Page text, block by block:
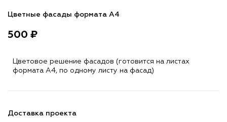
Цветные фасады формата А4
500 ₽
Цветовое решение фасадов (готовится на листах
формата A4, по одному листу на фасад)
Доставка проекта